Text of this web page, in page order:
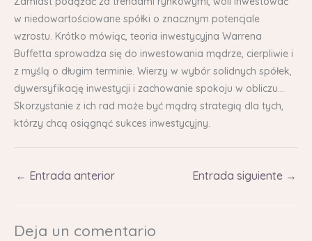
w niedowartościowane spółki o znacznym potencjale
wzrostu. Krótko mówiąc, teoria inwestycyjna Warrena
Buffetta sprowadza się do inwestowania mądrze, cierpliwie i
z myślą o długim terminie. Wierzy w wybór solidnych spółek,
dywersyfikację inwestycji i zachowanie spokoju w obliczu…
Skorzystanie z ich rad może być mądrą strategią dla tych,
którzy chcą osiągnąć sukces inwestycyjny.
← Entrada anterior Entrada siguiente →
Deja un comentario